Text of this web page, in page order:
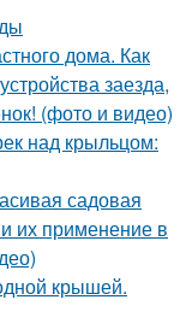
дома. Как
заезда,
(фото и видео)
над крыльцом:
садовая
их применение в
крышей.